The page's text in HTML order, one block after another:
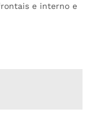
e interno e